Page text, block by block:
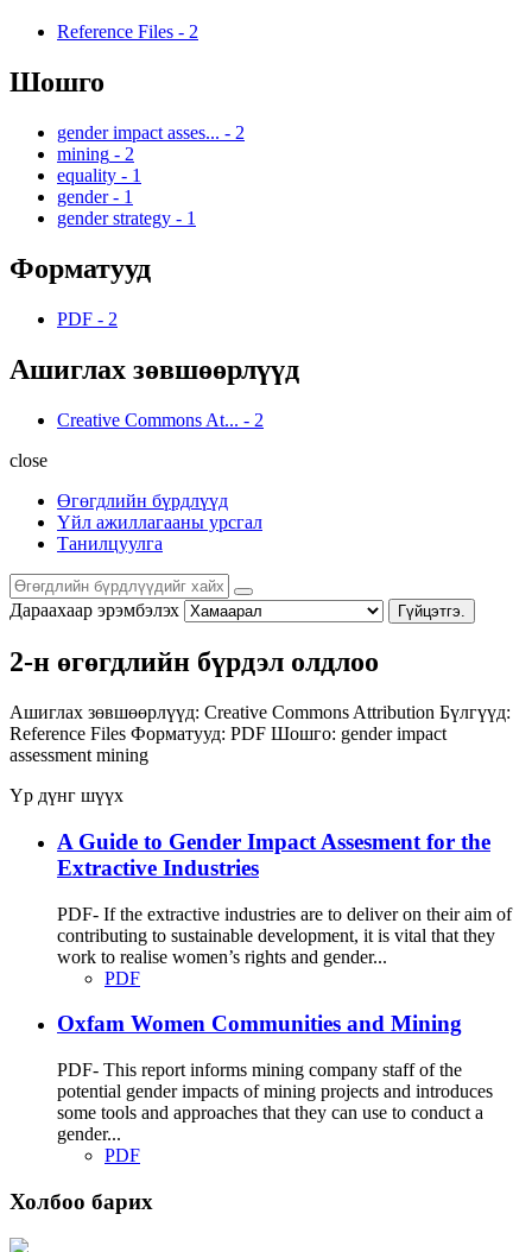
Reference Files - 2
Шошго
gender impact asses... - 2
mining - 2
equality - 1
gender - 1
gender strategy - 1
Форматууд
PDF - 2
Ашиглах зөвшөөрлүүд
Creative Commons At... - 2
close
Өгөгдлийн бүрдлүүд
Үйл ажиллагааны урсгал
Танилцуулга
Дараахаар эрэмбэлэх Гүйцэтгэ.
2-н өгөгдлийн бүрдэл олдлоо
Ашиглах зөвшөөрлүүд: Creative Commons Attribution Бүлгүүд:
Reference Files Форматууд: PDF Шошго: gender impact
assessment mining
Үр дүнг шүүх
A Guide to Gender Impact Assesment for the
Extractive Industries
PDF- If the extractive industries are to deliver on their aim of
contributing to sustainable development, it is vital that they
work to realise women’s rights and gender...
PDF
Oxfam Women Communities and Mining
PDF- This report informs mining company staff of the
potential gender impacts of mining projects and introduces
some tools and approaches that they can use to conduct a
gender...
PDF
Холбоо барих